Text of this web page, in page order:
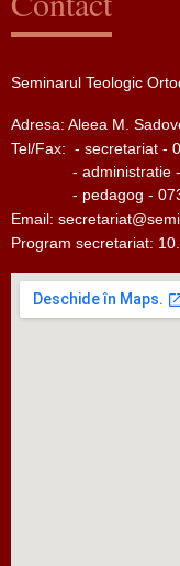
Seminarul Teologic
Adresa: Aleea M.
Tel/Fax: - secretariat -
- administratie -
- pedagog -
Email:
Program secretariat: